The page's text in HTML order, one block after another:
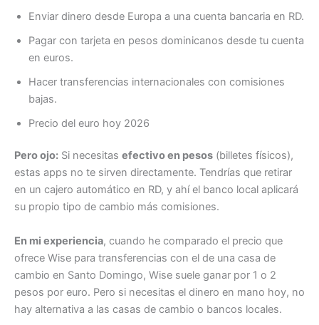
Enviar dinero desde Europa a una cuenta bancaria en RD.
Pagar con tarjeta en pesos dominicanos desde tu cuenta
en euros.
Hacer transferencias internacionales con comisiones
bajas.
Precio del euro hoy 2026
Pero ojo: Si necesitas efectivo en pesos (billetes físicos),
estas apps no te sirven directamente. Tendrías que retirar
en un cajero automático en RD, y ahí el banco local aplicará
su propio tipo de cambio más comisiones.
En mi experiencia, cuando he comparado el precio que
ofrece Wise para transferencias con el de una casa de
cambio en Santo Domingo, Wise suele ganar por 1 o 2
pesos por euro. Pero si necesitas el dinero en mano hoy, no
hay alternativa a las casas de cambio o bancos locales.